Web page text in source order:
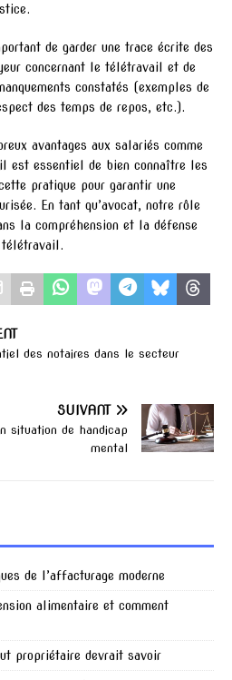
de garder une trace écrite des
concernant le télétravail et de
constatés (exemples de
des temps de repos, etc.).
avantages aux salariés comme
est essentiel de bien connaître les
pratique pour garantir une
En tant qu’avocat, notre rôle
la compréhension et la défense
télétravail.
des notaires dans le secteur
SUIVANT
situation de handicap
mental
de l’affacturage moderne
alimentaire et comment
propriétaire devrait savoir